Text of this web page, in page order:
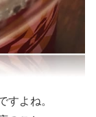
すよね。